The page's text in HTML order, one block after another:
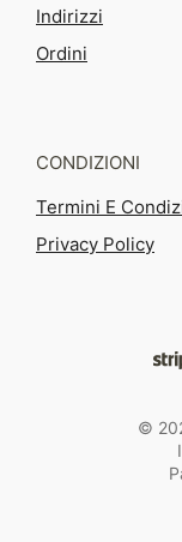
Indirizzi
Ordini
CONDIZIONI
Termini E
Privacy Policy
©